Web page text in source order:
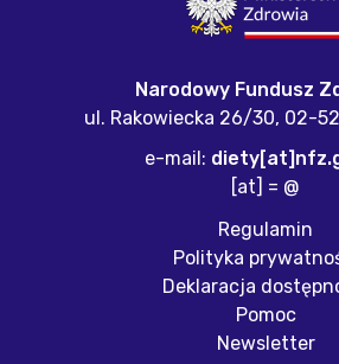
Narodowy Fundusz
ul. Rakowiecka 26/30, 02-
e-mail:
[at] = @
Regulamin
Polityka
Deklaracja
Pomoc
Newsletter